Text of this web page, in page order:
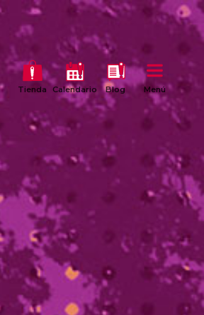
Tienda Calendario Blog Menú